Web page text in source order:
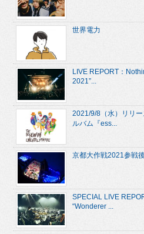
世界電力
LIVE REPORT：
2021”...
2021/9/8（水）リリ
ルバム『ess...
京都大作戦2021参戦
SPECIAL LIVE
“Wonderer ...